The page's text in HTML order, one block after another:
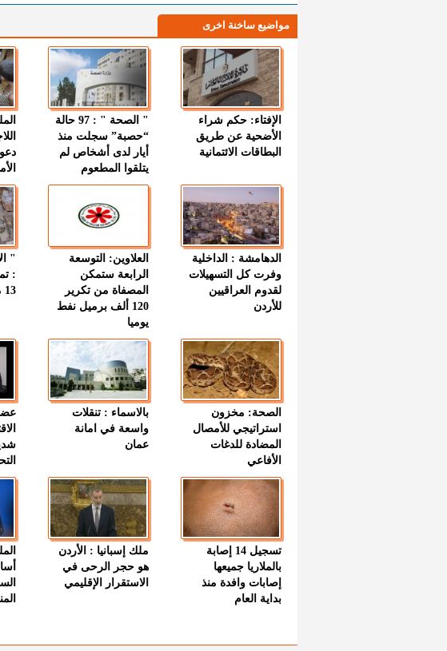
مواضيع ساخنة اخرى
الإفتاء: حكم شراء
الأضحية عن طريق
البطاقات الائتمانية
" الصحة " : 97 حالة
“حصبة” سجلت منذ
أيار لدى أشخاص لم
يتلقوا المطعوم
الدهامشة : الداخلية
وفرت كل التسهيلات
لقدوم العراقيين
للأردن
العلاوين: التوسعة
الرابعة ستمكن
المصفاة من تكرير
120 ألف برميل نفط
يوميا
"
:
13 مليون دينار
الصحة: مخزون
استراتيجي للأمصال
المضادة للدغات
الأفاعي
بالاسماء : تنقلات
واسعة في امانة
عمان
تسجيل 14 إصابة
بالملاريا جميعها
إصابات وافدة منذ
بداية العام
ملك إسبانيا : الأردن
هو حجر الرحى في
الاستقرار الإقليمي